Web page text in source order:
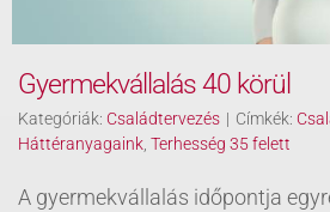
Gyermekvállalás 40 körül
Kategóriák: Családtervezés | Címkék:
Háttéranyagaink Terhesség 35 felett
A gyermekvállalás időpontja